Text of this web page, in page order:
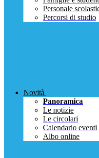
Personale
Percorsi di studio
Novità
Panoramica
Le notizie
Le circolari
Calendario eventi
Albo online